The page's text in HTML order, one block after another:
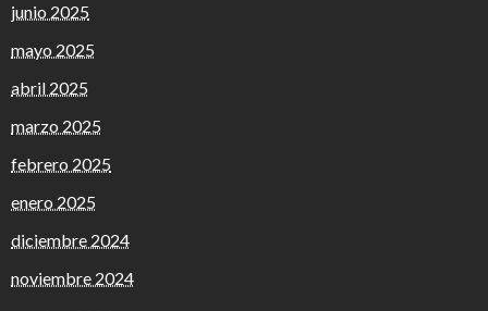
junio 2025
mayo 2025
abril 2025
marzo 2025
febrero 2025
enero 2025
diciembre 2024
noviembre 2024